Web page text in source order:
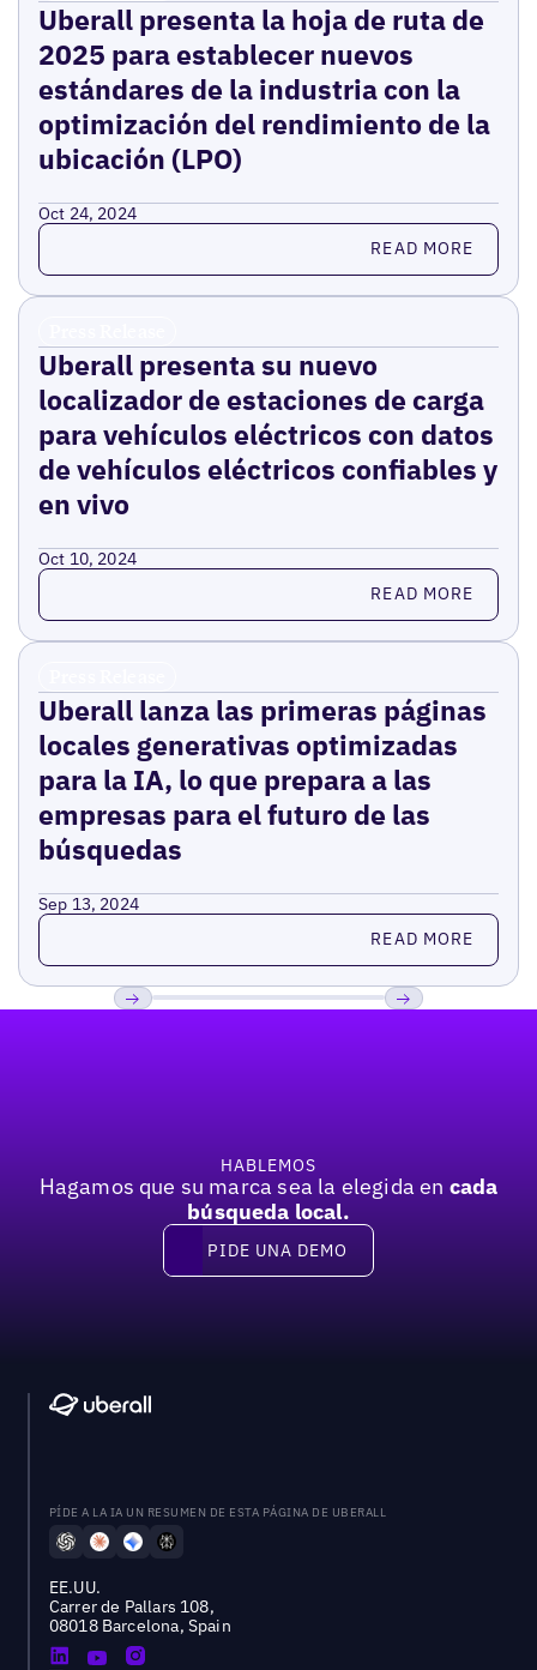
Uberall presenta la hoja de ruta de
2025 para establecer nuevos
estándares de la industria con la
optimización del rendimiento de la
ubicación (LPO)
Oct 24, 2024
Read more READ MORE
Uberall presenta su nuevo
localizador de estaciones de carga
para vehículos eléctricos con datos
de vehículos eléctricos confiables y
en vivo
Oct 10, 2024
Read more READ MORE
Uberall lanza las primeras páginas
locales generativas optimizadas
para la IA, lo que prepara a las
empresas para el futuro de las
búsquedas
Sep 13, 2024
Read more READ MORE
HABLEMOS
Hagamos que su marca sea la elegida en cada
búsqueda local.
Pide una demo
PIDE UNA DEMO
PÍDE A LA IA UN RESUMEN DE ESTA PÁGINA DE UBERALL
EE.UU.
Carrer de Pallars 108,
08018 Barcelona, Spain